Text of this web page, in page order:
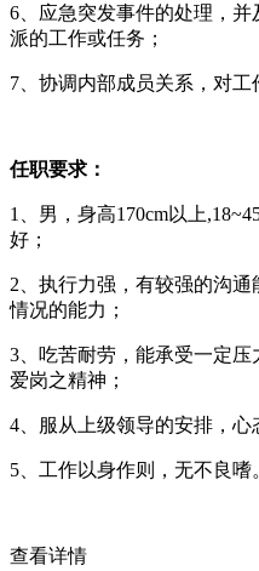
6、应急突发事件的处理，
派的工作或任务；
7、协调内部成员关系，对工
任职要求：
1、男，身高170cm以上
好；
2、执行力强，有较强的沟
情况的能力；
3、吃苦耐劳，能承受一定
爱岗之精神；
4、服从上级领导的安排，心
5、工作以身作则，无不良嗜
查看详情